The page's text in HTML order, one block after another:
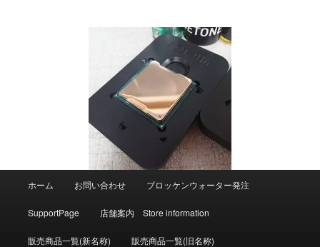
ホーム お問い合わせ ブロッケンウォーター発注
SupportPage 店舗案内 Store information
販売商品一覧(新名称) 販売商品一覧(旧名称)